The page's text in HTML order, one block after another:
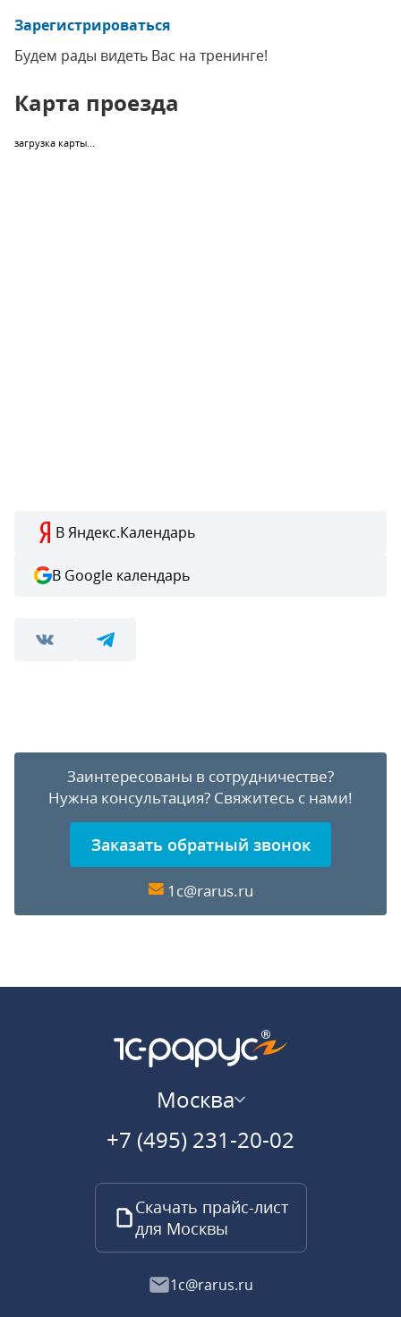
Зарегистрироваться
Будем рады видеть Вас на тренинге!
Карта проезда
загрузка карты...
В Яндекс.Календарь
В Google календарь
Заинтересованы в сотрудничестве?
Нужна консультация? Свяжитесь с нами!
Заказать обратный звонок
1c@rarus.ru
Москва
+7 (495) 231-20-02
Скачать прайс-лист
для Москвы
1c@rarus.ru